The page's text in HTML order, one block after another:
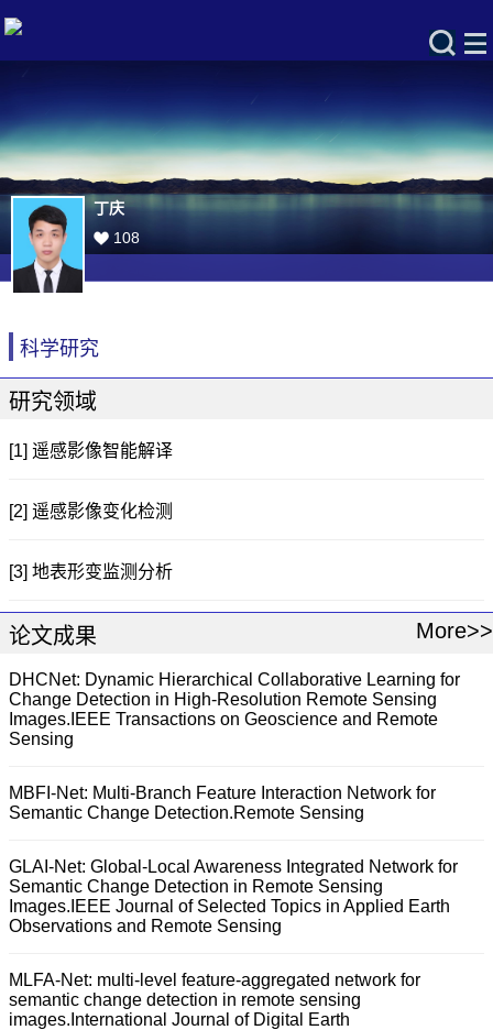
丁庆
108
科学研究
研究领域
[1] 遥感影像智能解译
[2] 遥感影像变化检测
[3] 地表形变监测分析
论文成果 More>>
DHCNet: Dynamic Hierarchical Collaborative Learning for
Change Detection in High-Resolution Remote Sensing
Images.IEEE Transactions on Geoscience and Remote
Sensing
MBFI-Net: Multi-Branch Feature Interaction Network for
Semantic Change Detection.Remote Sensing
GLAI-Net: Global-Local Awareness Integrated Network for
Semantic Change Detection in Remote Sensing
Images.IEEE Journal of Selected Topics in Applied Earth
Observations and Remote Sensing
MLFA-Net: multi-level feature-aggregated network for
semantic change detection in remote sensing
images.International Journal of Digital Earth